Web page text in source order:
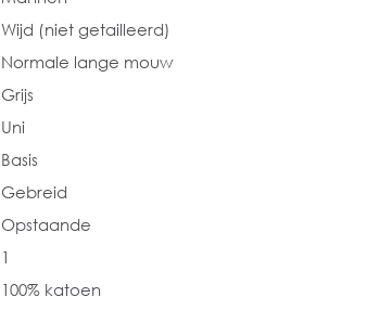
Wijd (niet getailleerd)
Normale lange mouw
Grijs
Uni
Basis
Gebreid
Opstaande
1
100% katoen